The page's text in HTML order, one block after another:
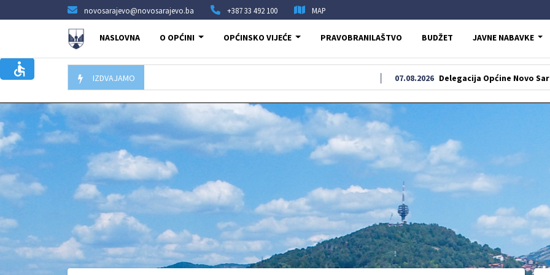
novosarajevo@novosarajevo.ba +387 33 492 100 MAP
NASLOVNA O OPĆINI OPĆINSKO VIJEĆE PRAVOBRANILAŠTVO BUDŽET JAVNE NABAVKE
IZDVAJAMO Delegacija Općine Novo Sarajevo